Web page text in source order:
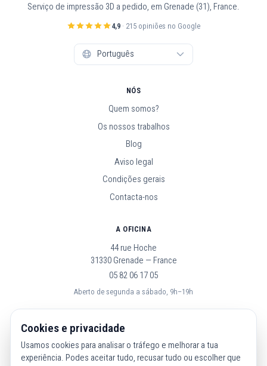
Serviço de impressão 3D a pedido, em Grenade (31), France.
4,9· 215 opiniões no Google
NÓS
Quem somos?
Os nossos trabalhos
Blog
Aviso legal
Condições gerais
Contacta-nos
A OFICINA
44 rue Hoche
31330 Grenade — France
05 82 06 17 05
Aberto de segunda a sábado, 9h–19h
SEGUE-NOS
Cookies e privacidade
Usamos cookies para analisar o tráfego e melhorar a tua
experiência. Podes aceitar tudo, recusar tudo ou escolher que